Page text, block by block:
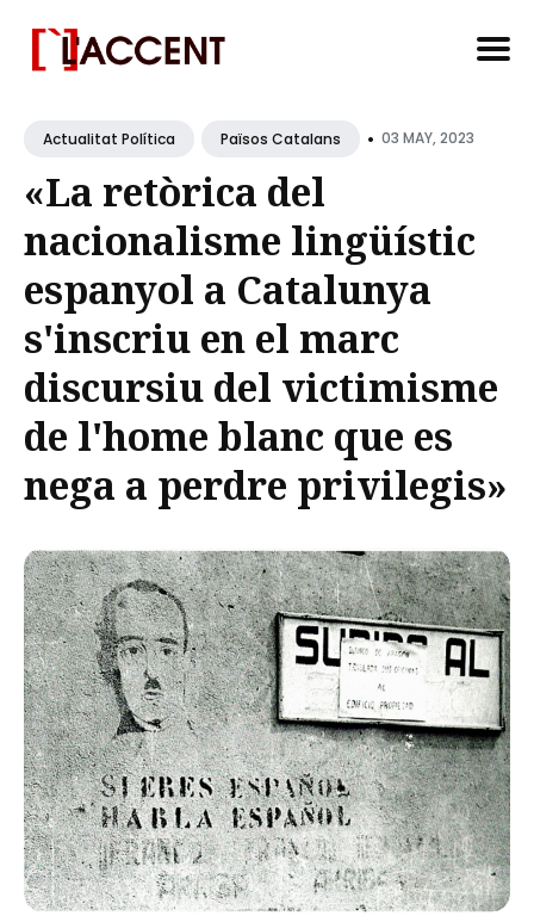
forActualitat Política Països Catalans • 03 MAY, 2023
«La retòrica del
nacionalisme lingüístic
espanyol a Catalunya
s'inscriu en el marc
discursiu del victimisme
de l'home blanc que es
nega a perdre privilegis»